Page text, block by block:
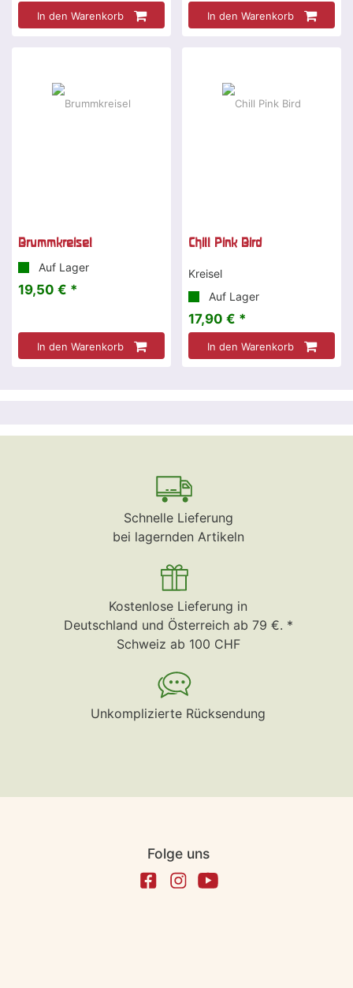
In den Warenkorb In den Warenkorb
Brummkreisel
Auf Lager
19,50 € *
In den Warenkorb
Chill Pink Bird
Kreisel
Auf Lager
17,90 € *
In den Warenkorb
Schnelle Lieferung
bei lagernden Artikeln
Kostenlose Lieferung in
Deutschland und Österreich ab 79 €. *
Schweiz ab 100 CHF
Unkomplizierte Rücksendung
Folge uns